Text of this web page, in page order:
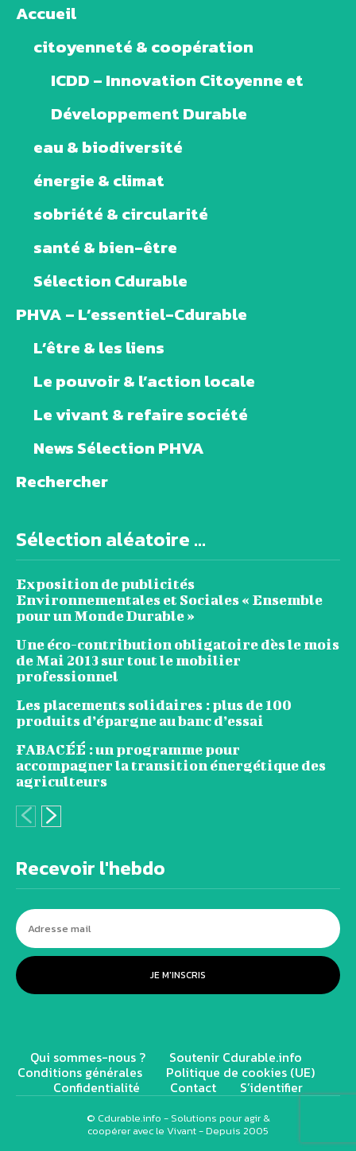
Accueil
citoyenneté & coopération
ICDD – Innovation Citoyenne et
Développement Durable
eau & biodiversité
énergie & climat
sobriété & circularité
santé & bien-être
Sélection Cdurable
PHVA – L’essentiel-Cdurable
L’être & les liens
Le pouvoir & l’action locale
Le vivant & refaire société
News Sélection PHVA
Rechercher
Sélection aléatoire ...
Exposition de publicités
Environnementales et Sociales « Ensemble
pour un Monde Durable »
Une éco-contribution obligatoire dès le mois
de Mai 2013 sur tout le mobilier
professionnel
Les placements solidaires : plus de 100
produits d’épargne au banc d’essai
FABACÉÉ : un programme pour
accompagner la transition énergétique des
agriculteurs
Recevoir l'hebdo
JE M'INSCRIS
Qui sommes-nous ? Soutenir Cdurable.info
Conditions générales Politique de cookies (UE)
Confidentialité Contact S’identifier
© Cdurable.info - Solutions pour agir &
coopérer avec le Vivant - Depuis 2005